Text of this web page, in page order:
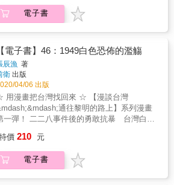
二二八事件的偉作。 ★以嚴謹論述、生動文
，重建二二八事件中人民的力量，相當具有
。 ★以轉型正義觀點，揭露統治者罪
責。 ★筆鋒帶感情，表現出作者女性敏銳的觀
察力，以及長年對二二八知識的累積，是一本
在台灣立場所表現的二二八。 ★百餘張珍貴
史照片，有如立體的二二八紙上紀念館。 &
書初版為遠足文化《激越與死滅：二二八
代民主路》，本書為內容增訂版。
紀錄上，澎湖人被認為「沒有參與二二八事
」，甚至因此由國民政府設立了「西瀛勝境
」，以茲表揚。它被視為澎湖人「乖巧」的
趙文邦的經歷、菊島耆老的口耳相傳、有限的
史文獻中，作者鳴鏑得以窺見有別於統治者
知脈絡下的文本，決意用筆記錄下來，不讓
些親友的奮鬥隨著時代演變而被遺忘。 「日
時代還有米吃，祖國來了反而沒有米吃」。
國民政府光復台灣後，因統治政權的貪腐欺
、經濟崩盤與糧食匱乏的種種困境，長期累
式爆發。 緊張的情勢也蔓延到澎湖，因語
不通，馬公司令部士兵開槍打傷無辜婦女，
開始發生零星衝突。熱血青年們受到嘉義電台
準則： 一、呼應現代政治情勢之觀點。
二、體現鄭南榕對於身而為人的尊嚴之信念。
不折不扣的自由。」 身為出版人，鄭南榕將文
化作武器，用以抵禦極權政府對於人民自由
身為創作者，鄭南榕將文字化作棲身
所，讓受迫害者在字裡行間得以喘息。 身為
革命者，鄭南榕將文字化作星火，以身為柴，
燃熊熊烈焰，照亮下一個世代的光明未來。
革命出版人鄭南榕所創辦的《自由時代》雜
，第一期於一九八四年三月十二日發行，最
一期於一九八九年十一月十一日出刊，歷經
裡，出版共計三〇二期，不僅創下臺灣出版史
遭國民黨政權查禁次數最多的紀錄，也成為
灣社會萌發本土意識的深刻推力。 在他殉道
電子書
【電子書】46：1949白色恐佈的濫觴
辰漁 著
衛 出版
04/06 出版
漫畫把台灣找回來 ☆ 【漫談台灣
通往黎明的路上】系列漫畫
二二八事件後的勇敢抗暴 台灣白色
六事件 ◎關於本書◎ 島嶼吞噬悲傷，土地
埋記憶；悲傷不曾存在，記憶只成回憶。 柯
景耀與黎元君在孩童時目睹過二二八時菁英被
價 210 元
電子書